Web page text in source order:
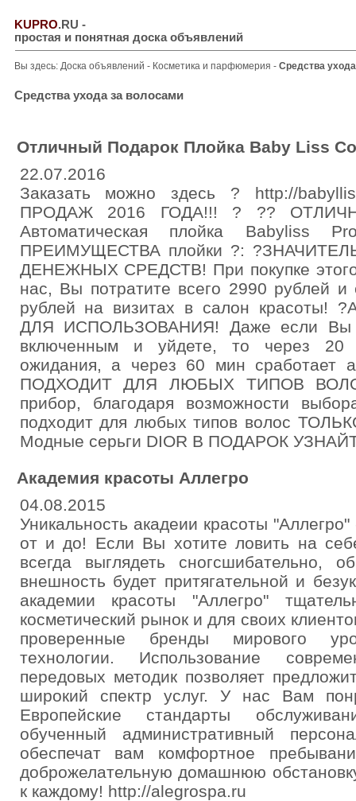
KUPRO.RU -
простая и понятная доска объявлений
Вы здесь: Доска объявлений - Косметика и парфюмерия - Средства
Средства ухода за волосами
Отличный Подарок Плойка Baby Liss
22.07.2016
Заказать можно здесь ? http://
ПРОДАЖ 2016 ГОДА!!! ? ??
Автоматическая плойка
ПРЕИМУЩЕСТВА плойки ?:
ДЕНЕЖНЫХ СРЕДСТВ! При покупке
нас, Вы потратите всего 2990 рублей и
рублей на визитах в салон
ДЛЯ ИСПОЛЬЗОВАНИЯ! Даже если Вы
включенным и уйдете, то через 20
ожидания, а через 60 мин сработает
ПОДХОДИТ ДЛЯ ЛЮБЫХ ТИПОВ
прибор, благодаря возможности
подходит для любых типов волос
Модные серьги DIOR В ПОДАРОК
Академия красоты Аллегро
04.08.2015
Уникальность акадеии красоты
от и до! Если Вы хотите ловить на
всегда выглядеть сногсшибательно,
внешность будет притягательной и
академии красоты "Аллегро"
косметический рынок и для своих
проверенные бренды мирового
технологии. Использование
передовых методик позволяет
широкий спектр услуг. У нас Вам
Европейские стандарты
обученный административный
обеспечат вам комфортное
доброжелательную домашнюю
к каждому! http://alegrospa.ru